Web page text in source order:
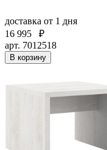
доставка от 1 дня
16 995
₽
арт. 7012518
В корзину